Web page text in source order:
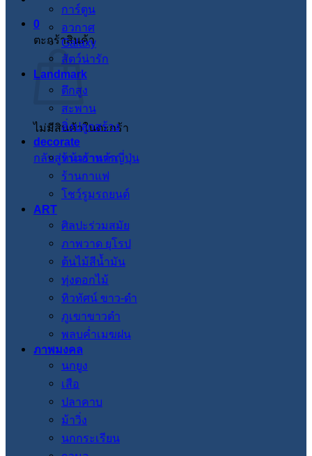
0
ตะกร้าสินค้า
ไม่มีสินค้าในตะกร้า
กลับสู่หน้าร้านค้า
การ์ตูน
อวกาศ
Galaxy
สัตว์น่ารัก
Landmark
ตึกสูง
สะพาน
สิ่งปลูกสร้าง
decorate
ร้านอาหารญี่ปุ่น
ร้านกาแฟ
โชว์รูมรถยนต์
ART
ศิลปะร่วมสมัย
ภาพวาด ยุโรป
ต้นไม้สีน้ำมัน
ทุ่งดอกไม้
ทิวทัศน์ ขาว-ดำ
ภูเขาขาวดำ
พลบค่ำเมฆฝน
ภาพมงคล
นกยูง
เสือ
ปลาคาบ
ม้าวิ่ง
นกกระเรียน